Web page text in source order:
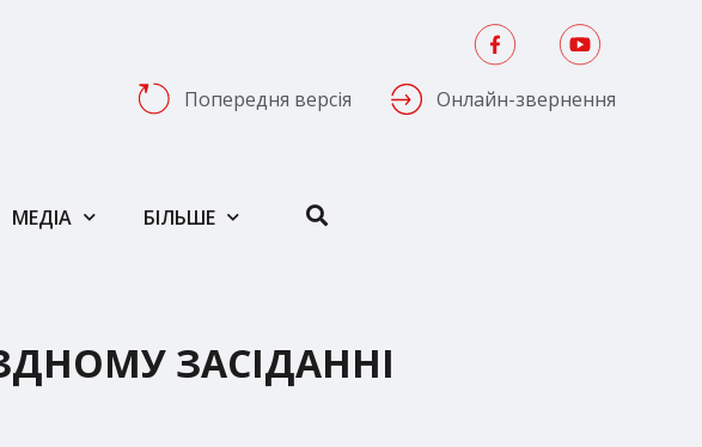
Попередня версія Онлайн-звернення
МЕДІА БІЛЬШЕ
ЗАСІДАННІ